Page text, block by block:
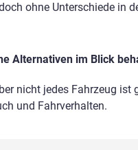
ohne Unterschiede
Alternativen im Blick
nicht jedes Fahrzeug
und Fahrverhalten.